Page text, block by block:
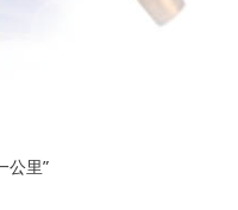
公里”